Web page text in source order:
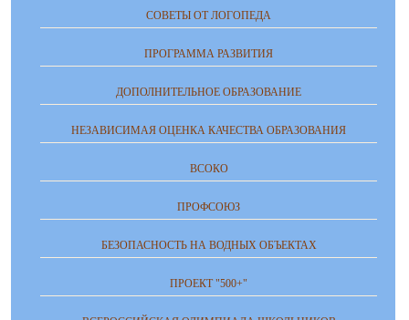
СОВЕТЫ ОТ ЛОГОПЕДА
ПРОГРАММА РАЗВИТИЯ
ДОПОЛНИТЕЛЬНОЕ ОБРАЗОВАНИЕ
НЕЗАВИСИМАЯ ОЦЕНКА КАЧЕСТВА ОБРАЗОВАНИЯ
ВСОКО
ПРОФСОЮЗ
БЕЗОПАСНОСТЬ НА ВОДНЫХ ОБЪЕКТАХ
ПРОЕКТ "500+"